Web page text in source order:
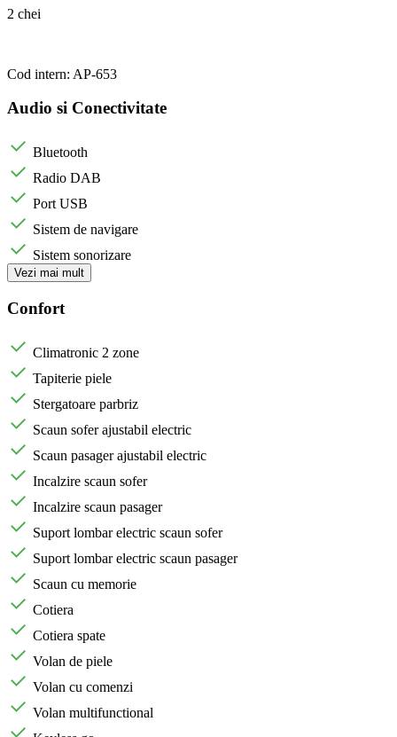
2 chei
Cod intern: AP-653
Audio si Conectivitate
Bluetooth
Radio DAB
Port USB
Sistem de navigare
Sistem sonorizare
Vezi mai mult
Confort
Climatronic 2 zone
Tapiterie piele
Stergatoare parbriz
Scaun sofer ajustabil electric
Scaun pasager ajustabil electric
Incalzire scaun sofer
Incalzire scaun pasager
Suport lombar electric scaun sofer
Suport lombar electric scaun pasager
Scaun cu memorie
Cotiera
Cotiera spate
Volan de piele
Volan cu comenzi
Volan multifunctional